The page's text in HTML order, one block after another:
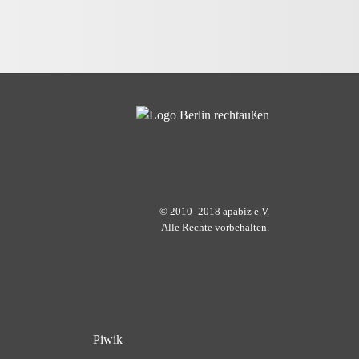
© 2010–2018 apabiz e.V.
Alle Rechte vorbehalten.
Piwik